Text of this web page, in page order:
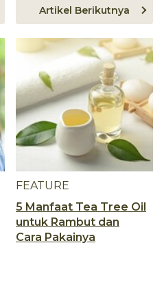
FEATURE
5 Manfaat Tea Tree Oil
untuk Rambut dan
Cara Pakainya
Artikel Berikutnya